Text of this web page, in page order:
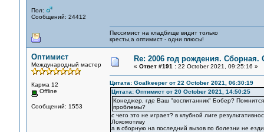
Пол:
Сообщений: 24412
Пессимист на кладбище видит только
кресты,а оптимист - одни плюсы!
Оптимист
Международный мастер
Карма 12
Offline
Сообщений: 1553
Re: 2006 год рождения.
« Ответ #191 :22 October 2021, 09:25:16 »
Цитата: Goalkeeper от 22 October 2021, 06:30:19
Цитата: Оптимист от 20 October 2021, 14:50:25
Конеджер, где Ваш "воспитанник" Бобер?
проблемы?
с чего это не играет? в клубной лиге
Локомотиву
а в сборную на последний вызов по болезни не